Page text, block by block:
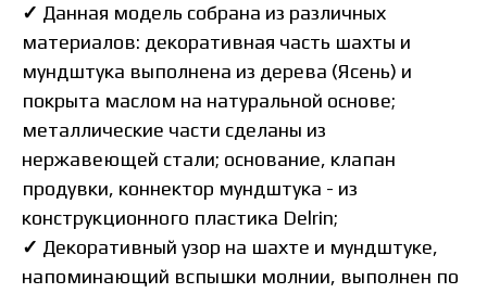
✓ Данная модель собрана из различных
материалов: декоративная часть шахты и
мундштука выполнена из дерева (Ясень) и
покрыта маслом на натуральной основе;
металлические части сделаны из
нержавеющей стали; основание, клапан
продувки, коннектор мундштука - из
конструкционного пластика Delrin;
✓ Декоративный узор на шахте и мундштуке,
напоминающий вспышки молнии, выполнен по